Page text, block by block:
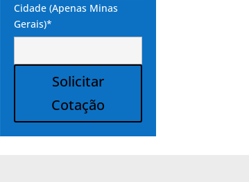
Cidade (Apenas Minas
Gerais)*
Solicitar
Cotação